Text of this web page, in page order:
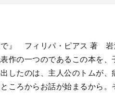
で』 フィリパ・ピアス 著 岩
作の一つのであるこの本を、
したのは、主人公のトムが
ころからお話が始まるから